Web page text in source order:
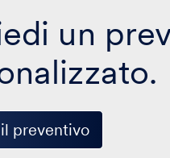
un
preventivo